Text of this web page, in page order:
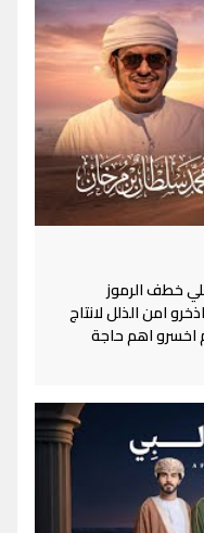
خطف الرموز
امن الذلل لانتاج
اهم حاجة